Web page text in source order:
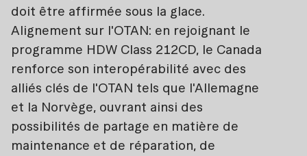
doit être affirmée sous la glace.
Alignement sur l'OTAN: en rejoignant le
programme HDW Class 212CD, le Canada
renforce son interopérabilité avec des
alliés clés de l'OTAN tels que l'Allemagne
et la Norvège, ouvrant ainsi des
possibilités de partage en matière de
maintenance et de réparation, de